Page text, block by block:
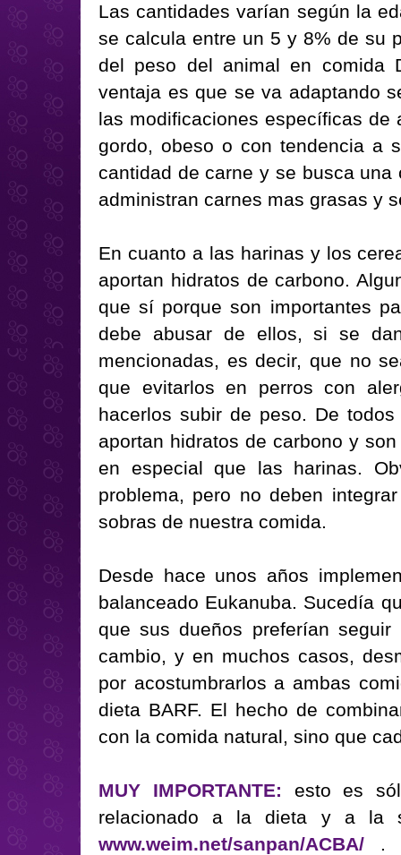
Las cantidades varían según la
se calcula entre un 5 y 8% de su
del peso del animal en comida
ventaja es que se va adaptando
las modificaciones específicas
gordo, obeso o con tendencia a
cantidad de carne y se busca
administran carnes mas grasas y
En cuanto a las harinas y los
aportan hidratos de carbono.
que sí porque son importantes
debe abusar de ellos, si se
mencionadas, es decir, que no
que evitarlos en perros con
hacerlos subir de peso. De
aportan hidratos de carbono y
en especial que las harinas.
problema, pero no deben
sobras de nuestra comida.
Desde hace unos años
balanceado Eukanuba. Sucedía
que sus dueños preferían
cambio, y en muchos casos,
por acostumbrarlos a ambas
dieta BARF. El hecho de
con la comida natural, sino que
MUY IMPORTANTE: esto es
relacionado a la dieta y a la
www.weim.net/sanpan/ACBA/ .